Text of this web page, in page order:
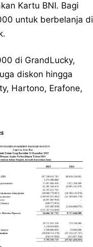
Kartu BNI. Bagi
untuk berbelanja di
di GrandLucky,
diskon hingga
Hartono, Erafone,